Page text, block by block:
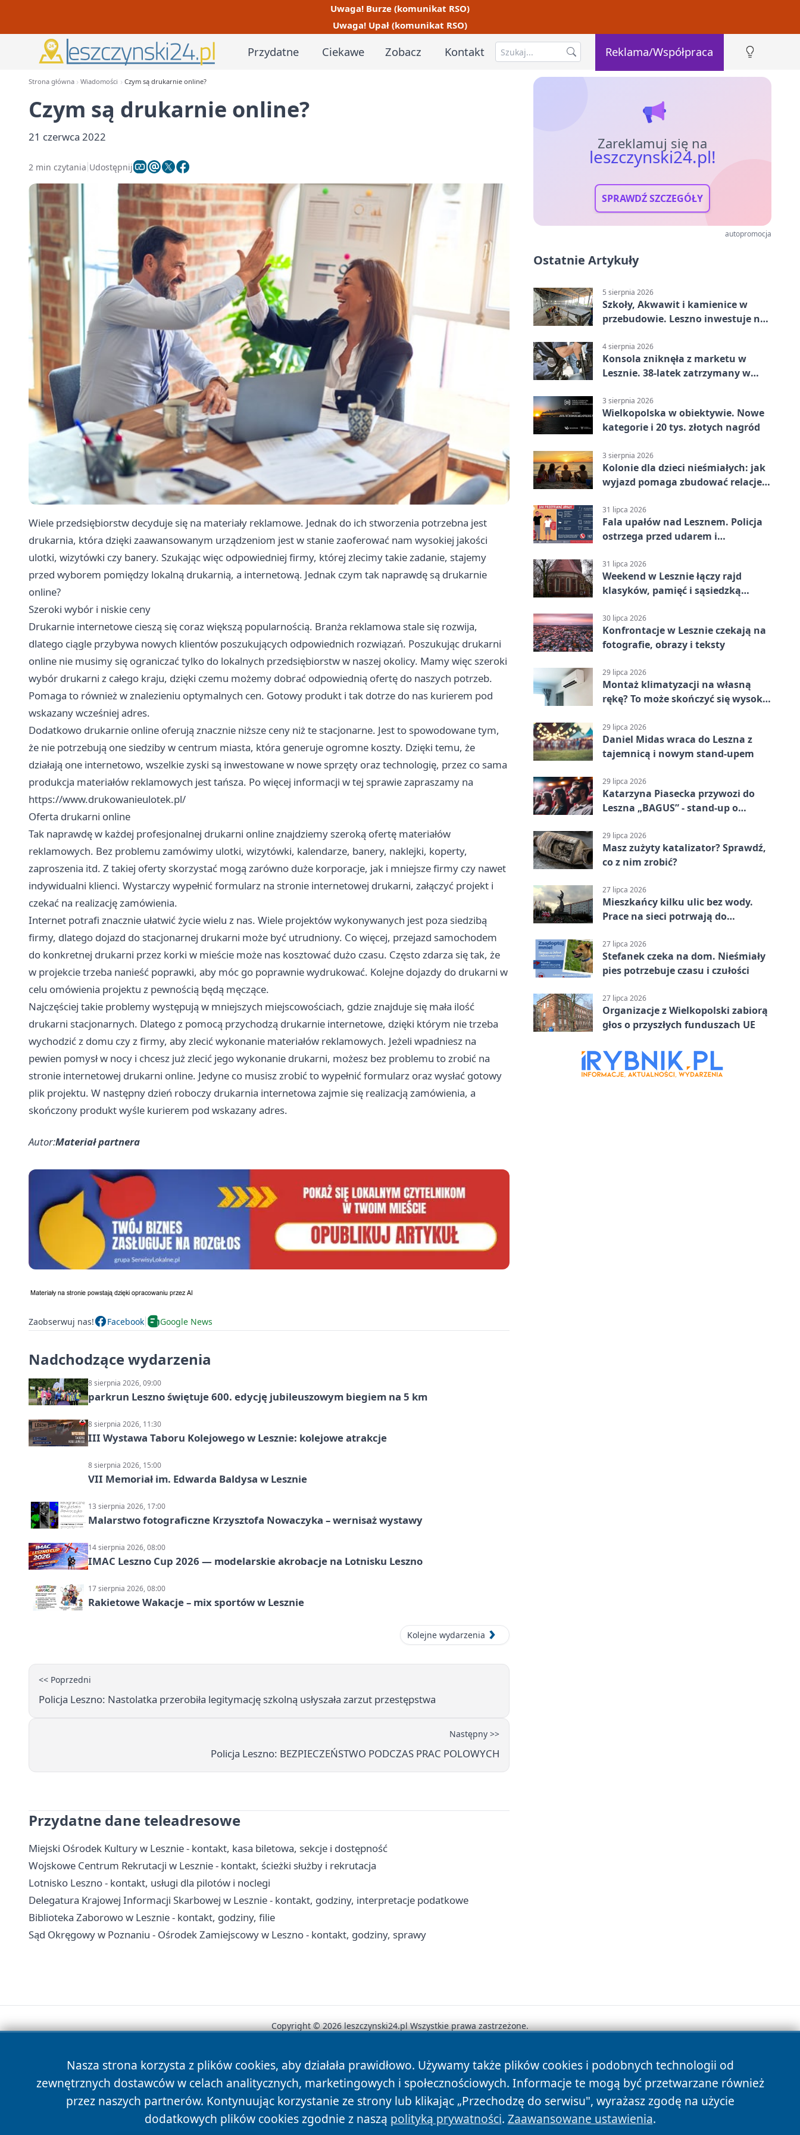
Uwaga! Burze (komunikat RSO)
Uwaga! Upał (komunikat RSO)
Przydatne Ciekawe Zobacz Kontakt Reklama/Współpraca
Strona główna Wiadomości Czym są drukarnie online?
Czym są drukarnie online?
21 czerwca 2022
2 min czytania Udostępnij
Wiele przedsiębiorstw decyduje się na materiały reklamowe. Jednak do ich stworzenia potrzebna jest
drukarnia, która dzięki zaawansowanym urządzeniom jest w stanie zaoferować nam wysokiej jakości
ulotki, wizytówki czy banery. Szukając więc odpowiedniej firmy, której zlecimy takie zadanie, stajemy
przed wyborem pomiędzy lokalną drukarnią, a internetową. Jednak czym tak naprawdę są drukarnie
online?
Szeroki wybór i niskie ceny
Drukarnie internetowe cieszą się coraz większą popularnością. Branża reklamowa stale się rozwija,
dlatego ciągle przybywa nowych klientów poszukujących odpowiednich rozwiązań. Poszukując drukarni
online nie musimy się ograniczać tylko do lokalnych przedsiębiorstw w naszej okolicy. Mamy więc szeroki
wybór drukarni z całego kraju, dzięki czemu możemy dobrać odpowiednią ofertę do naszych potrzeb.
Pomaga to również w znalezieniu optymalnych cen. Gotowy produkt i tak dotrze do nas kurierem pod
wskazany wcześniej adres.
Dodatkowo drukarnie online oferują znacznie niższe ceny niż te stacjonarne. Jest to spowodowane tym,
że nie potrzebują one siedziby w centrum miasta, która generuje ogromne koszty. Dzięki temu, że
działają one internetowo, wszelkie zyski są inwestowane w nowe sprzęty oraz technologię, przez co sama
produkcja materiałów reklamowych jest tańsza. Po więcej informacji w tej sprawie zapraszamy na
https://www.drukowanieulotek.pl/
Oferta drukarni online
Tak naprawdę w każdej profesjonalnej drukarni online znajdziemy szeroką ofertę materiałów
reklamowych. Bez problemu zamówimy ulotki, wizytówki, kalendarze, banery, naklejki, koperty,
zaproszenia itd. Z takiej oferty skorzystać mogą zarówno duże korporacje, jak i mniejsze firmy czy nawet
indywidualni klienci. Wystarczy wypełnić formularz na stronie internetowej drukarni, załączyć projekt i
czekać na realizację zamówienia.
Internet potrafi znacznie ułatwić życie wielu z nas. Wiele projektów wykonywanych jest poza siedzibą
firmy, dlatego dojazd do stacjonarnej drukarni może być utrudniony. Co więcej, przejazd samochodem
do konkretnej drukarni przez korki w mieście może nas kosztować dużo czasu. Często zdarza się tak, że
w projekcie trzeba nanieść poprawki, aby móc go poprawnie wydrukować. Kolejne dojazdy do drukarni w
celu omówienia projektu z pewnością będą męczące.
Najczęściej takie problemy występują w mniejszych miejscowościach, gdzie znajduje się mała ilość
drukarni stacjonarnych. Dlatego z pomocą przychodzą drukarnie internetowe, dzięki którym nie trzeba
wychodzić z domu czy z firmy, aby zlecić wykonanie materiałów reklamowych. Jeżeli wpadniesz na
pewien pomysł w nocy i chcesz już zlecić jego wykonanie drukarni, możesz bez problemu to zrobić na
stronie internetowej drukarni online. Jedyne co musisz zrobić to wypełnić formularz oraz wysłać gotowy
plik projektu. W następny dzień roboczy drukarnia internetowa zajmie się realizacją zamówienia, a
skończony produkt wyśle kurierem pod wskazany adres.
Autor:Materiał partnera
Zaobserwuj nas! Facebook Google News
Nadchodzące wydarzenia
8 sierpnia 2026, 09:00
parkrun Leszno świętuje 600. edycję jubileuszowym biegiem na 5 km
8 sierpnia 2026, 11:30
III Wystawa Taboru Kolejowego w Lesznie: kolejowe atrakcje
8 sierpnia 2026, 15:00
VII Memoriał im. Edwarda Baldysa w Lesznie
13 sierpnia 2026, 17:00
Malarstwo fotograficzne Krzysztofa Nowaczyka – wernisaż wystawy
14 sierpnia 2026, 08:00
IMAC Leszno Cup 2026 — modelarskie akrobacje na Lotnisku Leszno
17 sierpnia 2026, 08:00
Rakietowe Wakacje – mix sportów w Lesznie
Kolejne wydarzenia
<< Poprzedni
Policja Leszno: Nastolatka przerobiła legitymację szkolną usłyszała zarzut przestępstwa
Następny >>
Policja Leszno: BEZPIECZEŃSTWO PODCZAS PRAC POLOWYCH
Przydatne dane teleadresowe
Miejski Ośrodek Kultury w Lesznie - kontakt, kasa biletowa, sekcje i dostępność
Wojskowe Centrum Rekrutacji w Lesznie - kontakt, ścieżki służby i rekrutacja
Lotnisko Leszno - kontakt, usługi dla pilotów i noclegi
Delegatura Krajowej Informacji Skarbowej w Lesznie - kontakt, godziny, interpretacje podatkowe
Biblioteka Zaborowo w Lesznie - kontakt, godziny, filie
Sąd Okręgowy w Poznaniu - Ośrodek Zamiejscowy w Leszno - kontakt, godziny, sprawy
Zareklamuj się na
leszczynski24.pl!
SPRAWDŹ SZCZEGÓŁY
autopromocja
Ostatnie Artykuły
5 sierpnia 2026
Szkoły, Akwawit i kamienice w
przebudowie. Leszno inwestuje na
4 sierpnia 2026
Konsola zniknęła z marketu w
Lesznie. 38-latek zatrzymany w
3 sierpnia 2026
Wielkopolska w obiektywie. Nowe
kategorie i 20 tys. złotych nagród
3 sierpnia 2026
Kolonie dla dzieci nieśmiałych: jak
wyjazd pomaga zbudować relacje z
31 lipca 2026
Fala upałów nad Lesznem. Policja
ostrzega przed udarem i
31 lipca 2026
Weekend w Lesznie łączy rajd
klasyków, pamięć i sąsiedzką
30 lipca 2026
Konfrontacje w Lesznie czekają na
fotografie, obrazy i teksty
29 lipca 2026
Montaż klimatyzacji na własną
rękę? To może skończyć się wysoką
29 lipca 2026
Daniel Midas wraca do Leszna z
tajemnicą i nowym stand-upem
29 lipca 2026
Katarzyna Piasecka przywozi do
Leszna „BAGUS” - stand-up o
29 lipca 2026
Masz zużyty katalizator? Sprawdź,
co z nim zrobić?
27 lipca 2026
Mieszkańcy kilku ulic bez wody.
Prace na sieci potrwają do
27 lipca 2026
Stefanek czeka na dom. Nieśmiały
pies potrzebuje czasu i czułości
27 lipca 2026
Organizacje z Wielkopolski zabiorą
głos o przyszłych funduszach UE
Nasza strona korzysta z plików cookies, aby działała prawidłowo. Używamy także plików cookies i podobnych technologii od
zewnętrznych dostawców w celach analitycznych, marketingowych i społecznościowych. Informacje te mogą być przetwarzane również
przez naszych partnerów. Kontynuując korzystanie ze strony lub klikając „Przechodzę do serwisu", wyrażasz zgodę na użycie
dodatkowych plików cookies zgodnie z naszą polityką prywatności. Zaawansowane ustawienia.
Copyright © 2026 leszczynski24.pl Wszystkie prawa zastrzeżone.
News Autorzy Polityka Prywatności Polityka Cookies